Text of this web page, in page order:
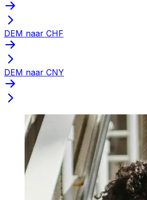
DEM naar CHF
DEM naar CNY